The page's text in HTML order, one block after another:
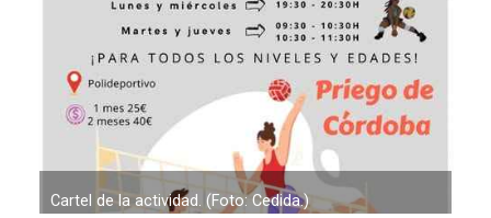
Cartel de la actividad. (Foto: Cedida.)